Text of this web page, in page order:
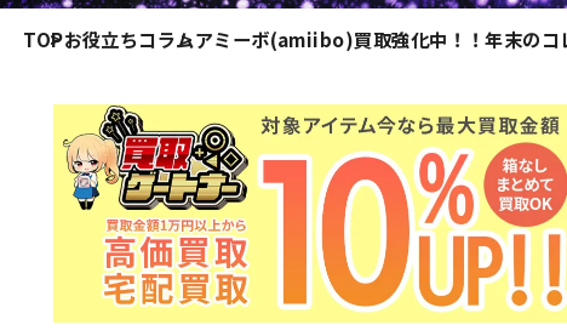
TOPお役立ちコラムアミーボ(amiibo)買取強化中！！年末のコ